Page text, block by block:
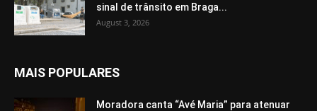
sinal de trânsito em Braga...
August 3, 2026
MAIS POPULARES
Moradora canta “Avé Maria” para atenuar